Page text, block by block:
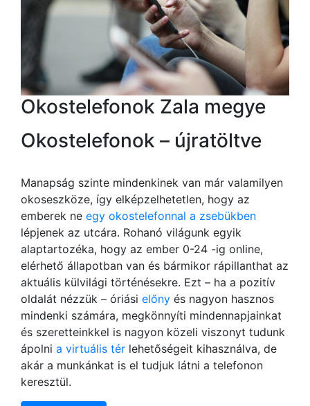
Okostelefonok Zala megye
Okostelefonok – újratöltve
Manapság szinte mindenkinek van már valamilyen
okoseszköze, így elképzelhetetlen, hogy az
emberek ne egy okostelefonnal a zsebükben
lépjenek az utcára. Rohanó világunk egyik
alaptartozéka, hogy az ember 0-24 -ig online,
elérhető állapotban van és bármikor rápillanthat az
aktuális külvilági történésekre. Ezt – ha a pozitív
oldalát nézzük – óriási előny és nagyon hasznos
mindenki számára, megkönnyíti mindennapjainkat
és szeretteinkkel is nagyon közeli viszonyt tudunk
ápolni a virtuális tér lehetőségeit kihasználva, de
akár a munkánkat is el tudjuk látni a telefonon
keresztül.